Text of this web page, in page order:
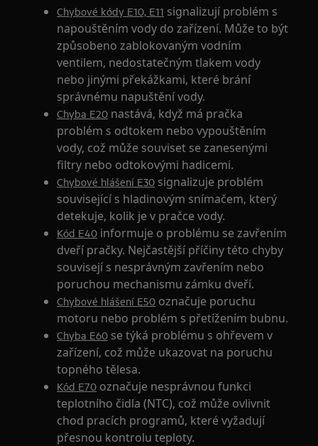
Chybové kódy E10, E11 signalizují problém s
napouštěním vody do zařízení. Může to být
způsobeno zablokovaným vodním
ventilem, nedostatečným tlakem vody
nebo jinými překážkami, které brání
správnému napuštění vody.
Chyba E20 nastává, když má pračka
problém s odtokem nebo vypouštěním
vody, což může souviset se zanesenými
filtry nebo odtokovými hadicemi.
Chybové hlášení E30 signalizuje problém
související s hladinovým snímačem, který
detekuje, kolik je v pračce vody.
Kód E40 informuje o problému se zavřením
dveří pračky. Nejčastější příčiny této chyby
souvisejí s nesprávným zavřením nebo
poruchou mechanismu zámku dveří.
Chybové hlášení E50 označuje poruchu
motoru nebo problém s přetížením bubnu.
Chyba E60 se týká problému s ohřevem v
zařízení, což může ukazovat na poruchu
topného tělesa.
Kód E70 označuje nesprávnou funkci
teplotního čidla (NTC), což může ovlivnit
chod pracích programů, které vyžadují
přesnou kontrolu teploty.